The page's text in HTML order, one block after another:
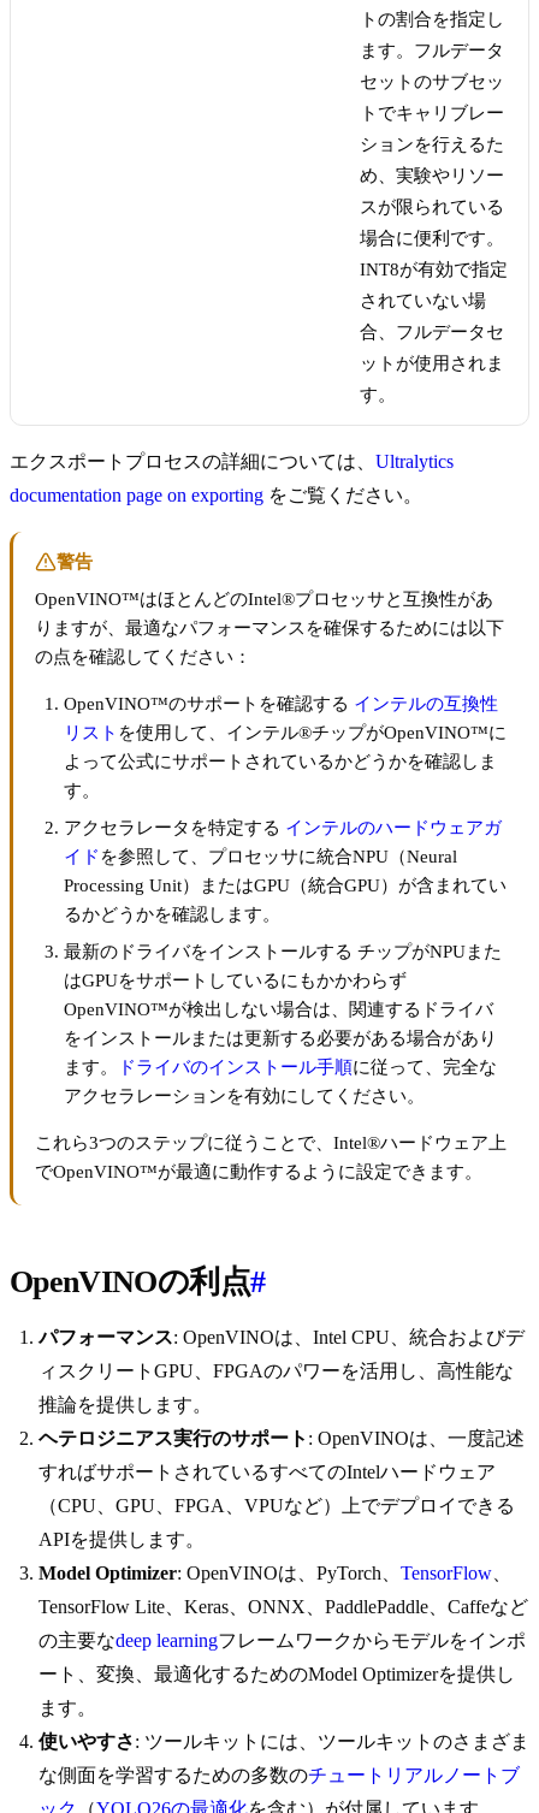
トの割合を指定し
ます。フルデータ
セットのサブセッ
トでキャリブレー
ションを行えるた
め、実験やリソー
スが限られている
場合に便利です。
INT8が有効で指定
されていない場
合、フルデータセ
ットが使用されま
す。
エクスポートプロセスの詳細については、 Ultralytics
documentation page on exporting をご覧ください。
警告
OpenVINO™はほとんどのIntel®プロセッサと互換性があ
りますが、最適なパフォーマンスを確保するためには以下
の点を確認してください：
OpenVINO™のサポートを確認する インテルの互換性
リスト を使用して、インテル®チップがOpenVINO™に
よって公式にサポートされているかどうかを確認しま
す。
アクセラレータを特定する インテルのハードウェアガ
イド を参照して、プロセッサに統合NPU（Neural
Processing Unit）またはGPU（統合GPU）が含まれてい
るかどうかを確認します。
最新のドライバをインストールする チップがNPUまた
はGPUをサポートしているにもかかわらず
OpenVINO™が検出しない場合は、関連するドライバ
をインストールまたは更新する必要がある場合があり
ます。
ドライバのインストール手順に従って、完全な
アクセラレーションを有効にしてください。
これら3つのステップに従うことで、Intel®ハードウェア上
でOpenVINO™が最適に動作するように設定できます。
OpenVINOの利点#
パフォーマンス: OpenVINOは、Intel CPU、統合およびデ
ィスクリートGPU、FPGAのパワーを活用し、高性能な
推論を提供します。
ヘテロジニアス実行のサポート : OpenVINOは、一度記述
すればサポートされているすべてのIntelハードウェア
（CPU、GPU、FPGA、VPUなど）上でデプロイできる
APIを提供します。
Model Optimizer: OpenVINOは、PyTorch、 TensorFlow、
TensorFlow Lite、Keras、ONNX、PaddlePaddle、Caffeなど
の主要なdeep learningフレームワークからモデルをインポ
ート、変換、最適化するためのModel Optimizerを提供し
ます。
使いやすさ: ツールキットには、ツールキットのさまざま
な側面を学習するための多数のチュートリアルノートブ